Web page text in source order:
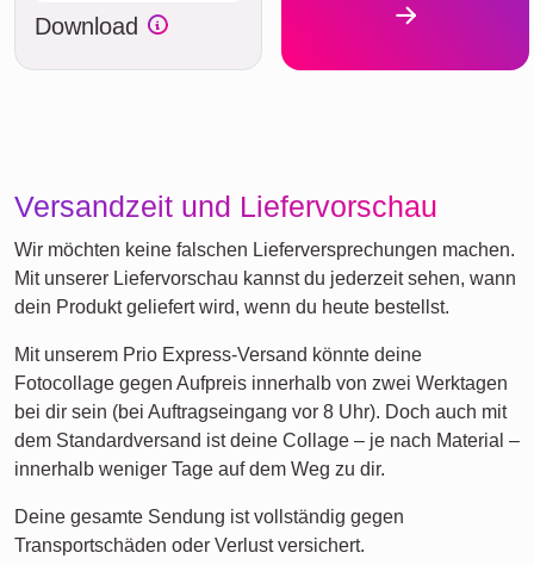
Download
Versandzeit und Liefervorschau
Wir möchten keine falschen Lieferversprechungen machen.
Mit unserer Liefervorschau kannst du jederzeit sehen, wann
dein Produkt geliefert wird, wenn du heute bestellst.
Mit unserem Prio Express-Versand könnte deine
Fotocollage gegen Aufpreis innerhalb von zwei Werktagen
bei dir sein (bei Auftragseingang vor 8 Uhr). Doch auch mit
dem Standardversand ist deine Collage – je nach Material –
innerhalb weniger Tage auf dem Weg zu dir.
Deine gesamte Sendung ist vollständig gegen
Transportschäden oder Verlust versichert.